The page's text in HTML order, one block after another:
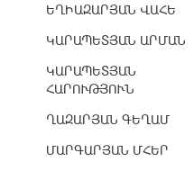
ԵՂԻԱԶԱՐՅԱՆ ՎԱՀԵ
ԿԱՐԱՊԵՏՅԱՆ ԱՐՄԱՆ
ԿԱՐԱՊԵՏՅԱՆ
ՀԱՐՈՒԹՅՈՒՆ
ՂԱԶԱՐՅԱՆ ԳԵՂԱՄ
ՄԱՐԳԱՐՅԱՆ ՄՀԵՐ